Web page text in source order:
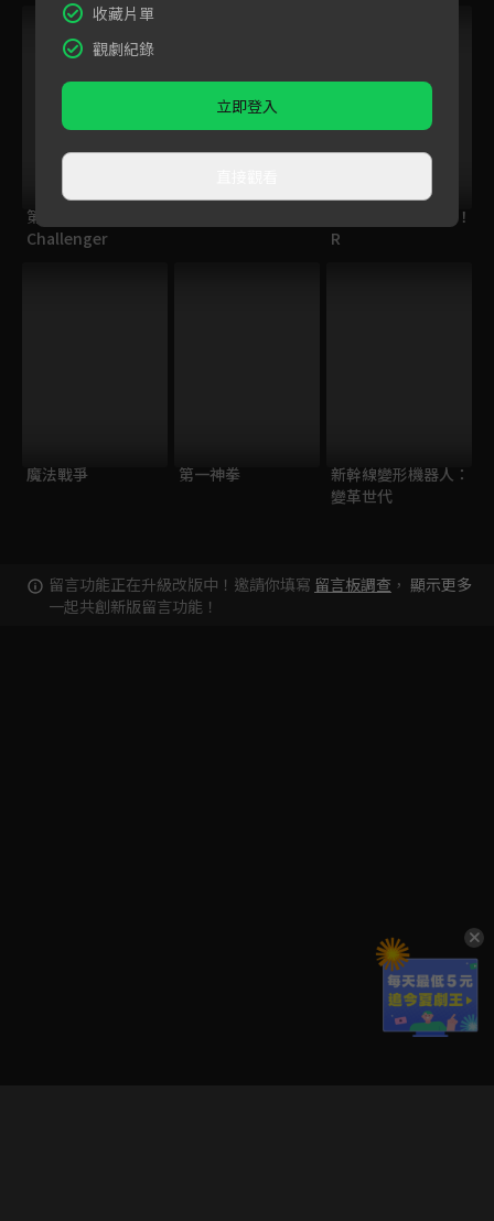
第一神拳New
Challenger
魔王陛下，RETRY！
R
魔法戰爭 第一神拳
新幹線變形機器人：
變革世代
留言功能正在升級改版中！邀請你填寫 留言板調查 ，
一起共創新版留言功能！
顯示更多
收藏片單
觀劇紀錄
立即登入